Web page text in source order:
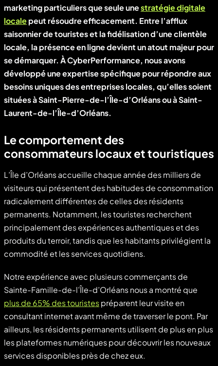
marketing particuliers que seule unestratégie digitale
localepeut résoudre efficacement. Entre l’afflux
saisonnier de touristes et la fidélisation d’une clientèle
locale, la présence en ligne devient un atout majeur pour
se démarquer. À CyberPerformance, nous avons
développé une expertise spécifique pour répondre aux
besoins uniques des entreprises locales, qu’elles soient
situées à Saint-Pierre-de-l’Île-d’Orléans ou à Saint-
Laurent-de-l’Île-d’Orléans.
Le comportement des
consommateurs locaux et touristiques
L’Île d’Orléans accueille chaque année des milliers de
visiteurs qui présentent des habitudes de consommation
radicalement différentes de celles des résidents
permanents. Notamment, les touristes recherchent
principalement des expériences authentiques et des
produits du terroir, tandis que les habitants privilégient la
commodité et les services quotidiens.
Notre expérience avec plusieurs commerçants de
Sainte-Famille-de-l’Île-d’Orléans nous a montré que
plus de 65% des touristespréparent leur visite en
consultant internet avant même de traverser le pont. Par
ailleurs, les résidents permanents utilisent de plus en plus
les plateformes numériques pour découvrir les nouveaux
services disponibles près de chez eux.